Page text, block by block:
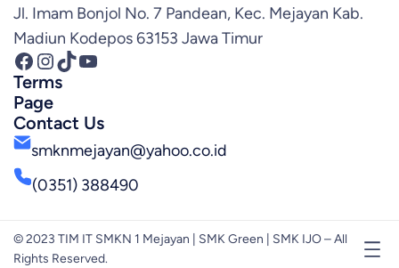
Jl. Imam Bonjol No. 7 Pandean, Kec. Mejayan Kab.
Madiun Kodepos 63153 Jawa Timur
Facebook InstagramTikTok YouTube
Terms
Page
Contact Us
smknmejayan@yahoo.co.id
(0351) 388490
© 2023 TIM IT SMKN 1 Mejayan | SMK Green | SMK IJO – All
Rights Reserved.